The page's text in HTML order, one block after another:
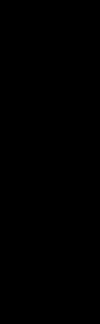
共和
论服
其他
帖
字、